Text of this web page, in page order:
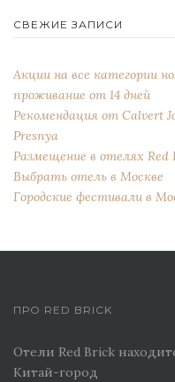
СВЕЖИЕ ЗАПИСИ
Акции на все категории
проживание от 14 дней
Рекомендация от Сalvert
Presnya
Размещение в отелях Red
Выбрать отель в Москве
Городские фестивали в
ПРО RED BRICK
Отели Red Brick
Китай-город